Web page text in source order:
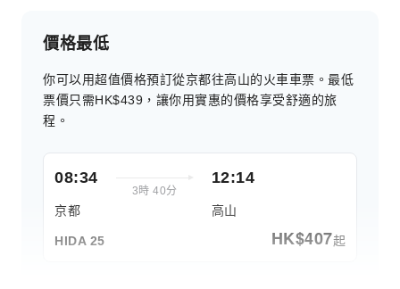
價格最低
你可以用超值價格預訂從京都往高山的火車車票。最低
票價只需HK$439，讓你用實惠的價格享受舒適的旅
程。
08:34
3時 40分
京都
12:14
高山
HIDA 25 HK$407起